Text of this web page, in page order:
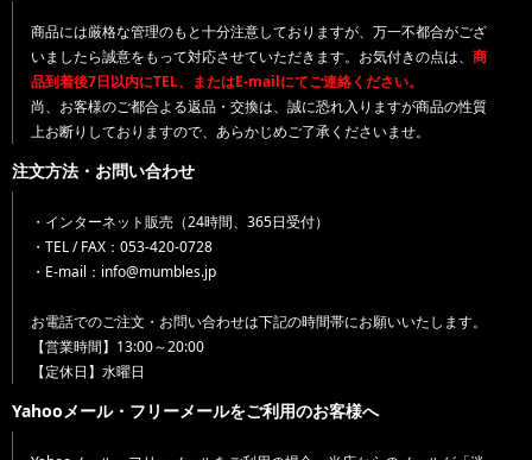
商品には厳格な管理のもと十分注意しておりますが、万一不都合がござ
いましたら誠意をもって対応させていただきます。お気付きの点は、 商
品到着後7日以内にTEL、またはE-mailにてご連絡ください。
尚、お客様のご都合よる返品・交換は、誠に恐れ入りますが商品の性質
上お断りしておりますので、あらかじめご了承くださいませ。
注文方法・お問い合わせ
・インターネット販売（24時間、365日受付）
・TEL / FAX：053-420-0728
・E-mail：info@mumbles.jp
お電話でのご注文・お問い合わせは下記の時間帯にお願いいたします。
【営業時間】13:00～20:00
【定休日】水曜日
Yahooメール・フリーメールをご利用のお客様へ